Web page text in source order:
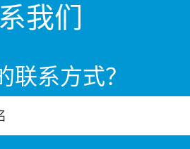
我们
联系方式？